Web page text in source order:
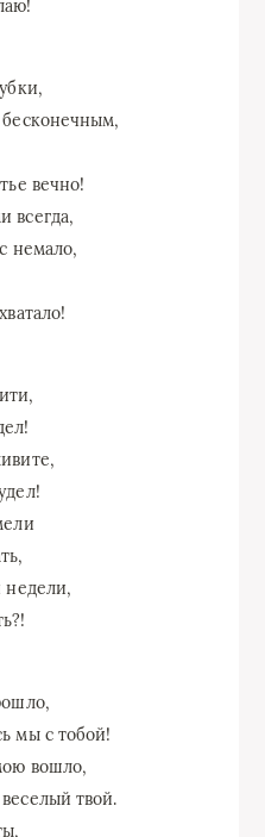
бесконечным,
вечно!
всегда,
немало,
недели,
мы с тобой!
вошло,
твой.